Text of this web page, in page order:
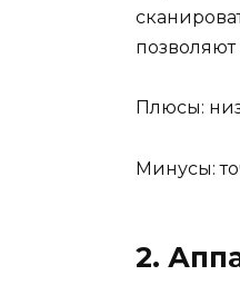
Плюсы:
Минусы:
2.